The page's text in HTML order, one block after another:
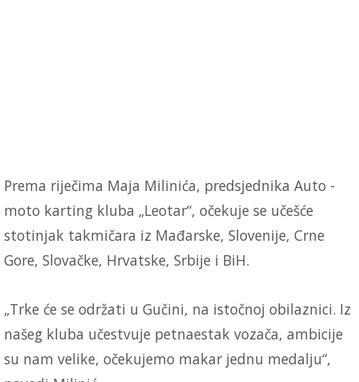
Prema riječima Maja Milinića, predsjednika Auto -
moto karting kluba „Leotar“, očekuje se učešće
stotinjak takmičara iz Mađarske, Slovenije, Crne
Gore, Slovačke, Hrvatske, Srbije i BiH.
„Trke će se održati u Gučini, na istočnoj obilaznici. Iz
našeg kluba učestvuje petnaestak vozača, ambicije
su nam velike, očekujemo makar jednu medalju“,